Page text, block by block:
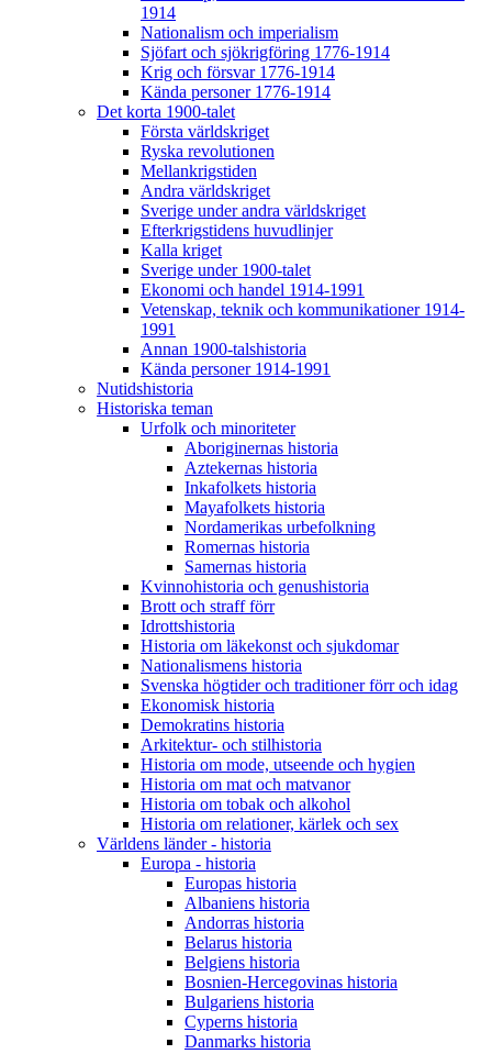
1914
Nationalism och imperialism
Sjöfart och sjökrigföring 1776-1914
Krig och försvar 1776-1914
Kända personer 1776-1914
Det korta 1900-talet
Första världskriget
Ryska revolutionen
Mellankrigstiden
Andra världskriget
Sverige under andra världskriget
Efterkrigstidens huvudlinjer
Kalla kriget
Sverige under 1900-talet
Ekonomi och handel 1914-1991
Vetenskap, teknik och kommunikationer 1914-
1991
Annan 1900-talshistoria
Kända personer 1914-1991
Nutidshistoria
Historiska teman
Urfolk och minoriteter
Aboriginernas historia
Aztekernas historia
Inkafolkets historia
Mayafolkets historia
Nordamerikas urbefolkning
Romernas historia
Samernas historia
Kvinnohistoria och genushistoria
Brott och straff förr
Idrottshistoria
Historia om läkekonst och sjukdomar
Nationalismens historia
Svenska högtider och traditioner förr och idag
Ekonomisk historia
Demokratins historia
Arkitektur- och stilhistoria
Historia om mode, utseende och hygien
Historia om mat och matvanor
Historia om tobak och alkohol
Historia om relationer, kärlek och sex
Världens länder - historia
Europa - historia
Europas historia
Albaniens historia
Andorras historia
Belarus historia
Belgiens historia
Bosnien-Hercegovinas historia
Bulgariens historia
Cyperns historia
Danmarks historia